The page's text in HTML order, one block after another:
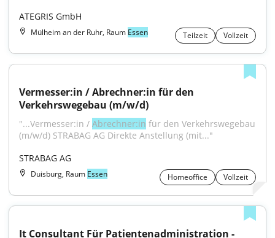
ATEGRIS GmbH
Mülheim an der Ruhr, Raum Essen Teilzeit Vollzeit
Vermesser:in / Abrechner:in für den
Verkehrswegebau (m/w/d)
"...Vermesser:in / Abrechner:in für den Verkehrswegebau
(m/w/d) STRABAG AG Direkte Anstellung (mit..."
STRABAG AG
Duisburg, Raum Essen Homeoffice Vollzeit
It Consultant Für Patientenadministration -